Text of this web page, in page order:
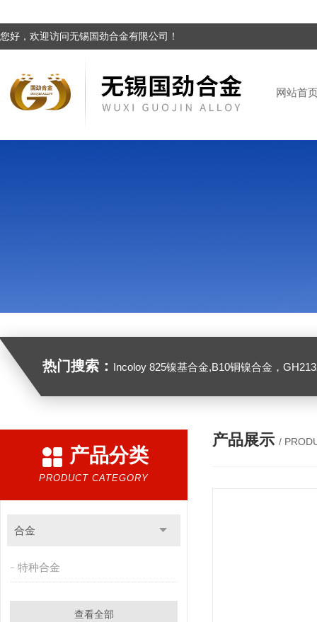
您好，欢迎访问无锡国劲合金有限公司！
网站首
热门搜索： Incoloy 825镍基合金,B10铜镍合金，GH2132高温合金，C276
产品分类
PRODUCT CATEGORY
合金
特种合金
查看全部
产品展示 /